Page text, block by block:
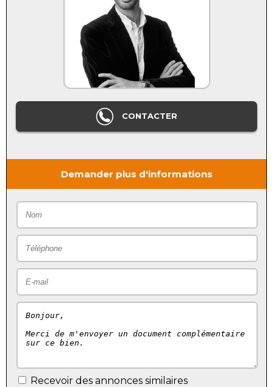
CONTACTER
Demander plus d'informations
Recevoir des annonces similaires